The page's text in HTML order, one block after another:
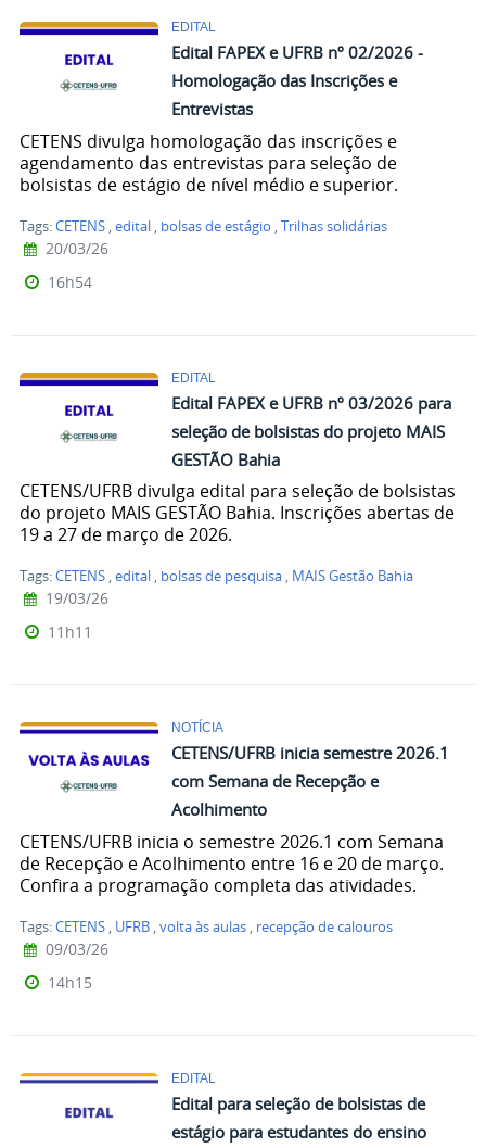
EDITAL
Edital FAPEX e UFRB nº 02/2026 -
Homologação das Inscrições e
Entrevistas
CETENS divulga homologação das inscrições e
agendamento das entrevistas para seleção de
bolsistas de estágio de nível médio e superior.
Tags:CETENS ,edital , bolsas de estágio ,Trilhas solidárias
20/03/26
16h54
EDITAL
Edital FAPEX e UFRB nº 03/2026 para
seleção de bolsistas do projeto MAIS
GESTÃO Bahia
CETENS/UFRB divulga edital para seleção de bolsistas
do projeto MAIS GESTÃO Bahia. Inscrições abertas de
19 a 27 de março de 2026.
Tags:CETENS,edital, bolsas de pesquisa, MAIS Gestão Bahia
19/03/26
11h11
NOTÍCIA
CETENS/UFRB inicia semestre 2026.1
com Semana de Recepção e
Acolhimento
CETENS/UFRB inicia o semestre 2026.1 com Semana
de Recepção e Acolhimento entre 16 e 20 de março.
Confira a programação completa das atividades.
Tags:CETENS , UFRB ,volta às aulas , recepção de calouros
09/03/26
14h15
EDITAL
Edital para seleção de bolsistas de
estágio para estudantes do ensino